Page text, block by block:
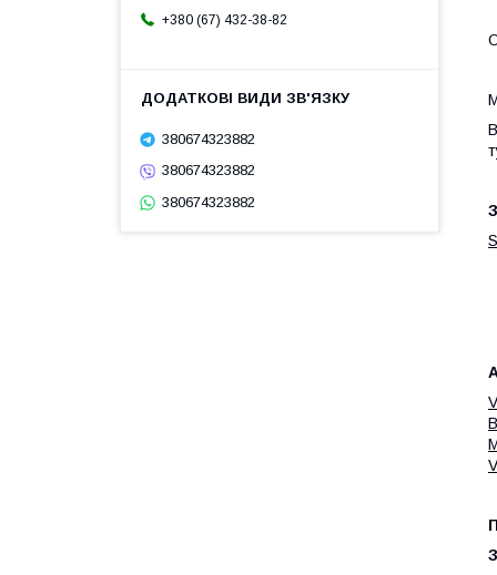
+380 (67) 432-38-82
380674323882
380674323882
380674323882